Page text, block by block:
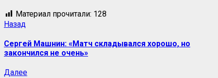
Материал прочитали: 128
Назад
Сергей Машнин: «Матч складывался хорошо, но
закончился не очень»
Далее